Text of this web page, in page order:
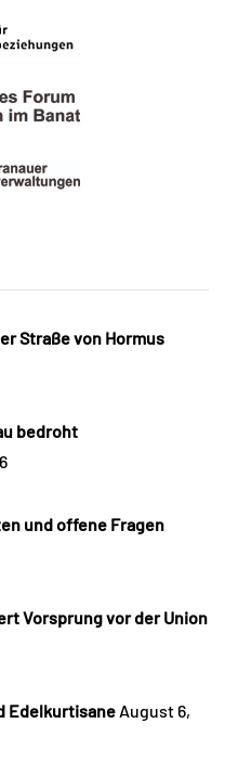
Straße von Hormus
bedroht
und offene Fragen
Vorsprung vor der Union
Edelkurtisane August 6,